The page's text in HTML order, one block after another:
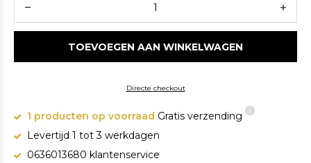
TOEVOEGEN AAN WINKELWAGEN
Directe checkout
1 producten op voorraad Gratis verzending
Levertijd 1 tot 3 werkdagen
0636013680 klantenservice